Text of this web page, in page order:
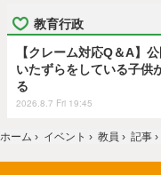
教育行政
【クレーム対応Q＆A】
いたずらをしている子供
る
2026.8.7 Fri 19:45
ホーム › イベント › 教員 › 記事 ›